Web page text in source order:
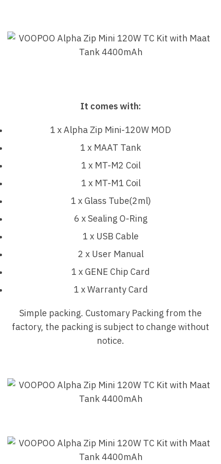
It comes with:
1 x Alpha Zip Mini-120W MOD
1 x MAAT Tank
1 x MT-M2 Coil
1 x MT-M1 Coil
1 x Glass Tube(2ml)
6 x Sealing O-Ring
1 x USB Cable
2 x User Manual
1 x GENE Chip Card
1 x Warranty Card
Simple packing. Customary Packing from the
factory, the packing is subject to change without
notice.